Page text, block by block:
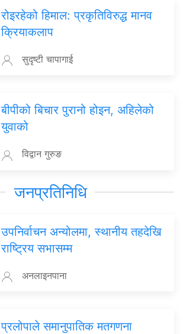
रोइरहेको हिमाल: प्रकृतिविरुद्ध मानव
क्रियाकलाप
सुदृष्टी चापागाई
बीपीको बिचार पुरानो होइन, अहिलेको
युवाको
विद्वान गुरुङ
जनप्रतिनिधि
उपनिर्वाचन अन्योलमा, स्थानीय तहदेखि
राष्ट्रिय सभासम्म
अनलाइनपाना
प्रलोपाले समानुपातिक मतगणना